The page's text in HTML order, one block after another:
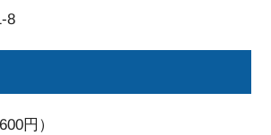
8
円）